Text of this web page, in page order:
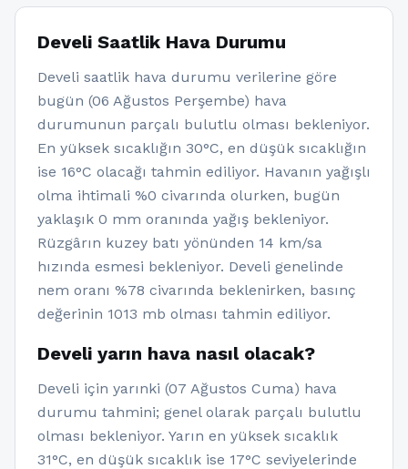
Develi Saatlik Hava Durumu
Develi saatlik hava durumu verilerine göre
bugün (06 Ağustos Perşembe) hava
durumunun parçalı bulutlu olması bekleniyor.
En yüksek sıcaklığın 30°C, en düşük sıcaklığın
ise 16°C olacağı tahmin ediliyor. Havanın yağışlı
olma ihtimali %0 civarında olurken, bugün
yaklaşık 0 mm oranında yağış bekleniyor.
Rüzgârın kuzey batı yönünden 14 km/sa
hızında esmesi bekleniyor. Develi genelinde
nem oranı %78 civarında beklenirken, basınç
değerinin 1013 mb olması tahmin ediliyor.
Develi yarın hava nasıl olacak?
Develi için yarınki (07 Ağustos Cuma) hava
durumu tahmini; genel olarak parçalı bulutlu
olması bekleniyor. Yarın en yüksek sıcaklık
31°C, en düşük sıcaklık ise 17°C seviyelerinde